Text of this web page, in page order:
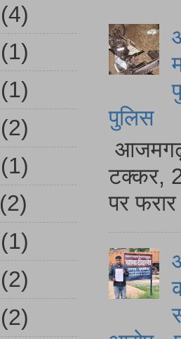
पुलिस
आजमगढ़
टक्कर,
पर
(4)
(1)
(1)
(2)
(1)
(2)
(1)
(2)
(2)